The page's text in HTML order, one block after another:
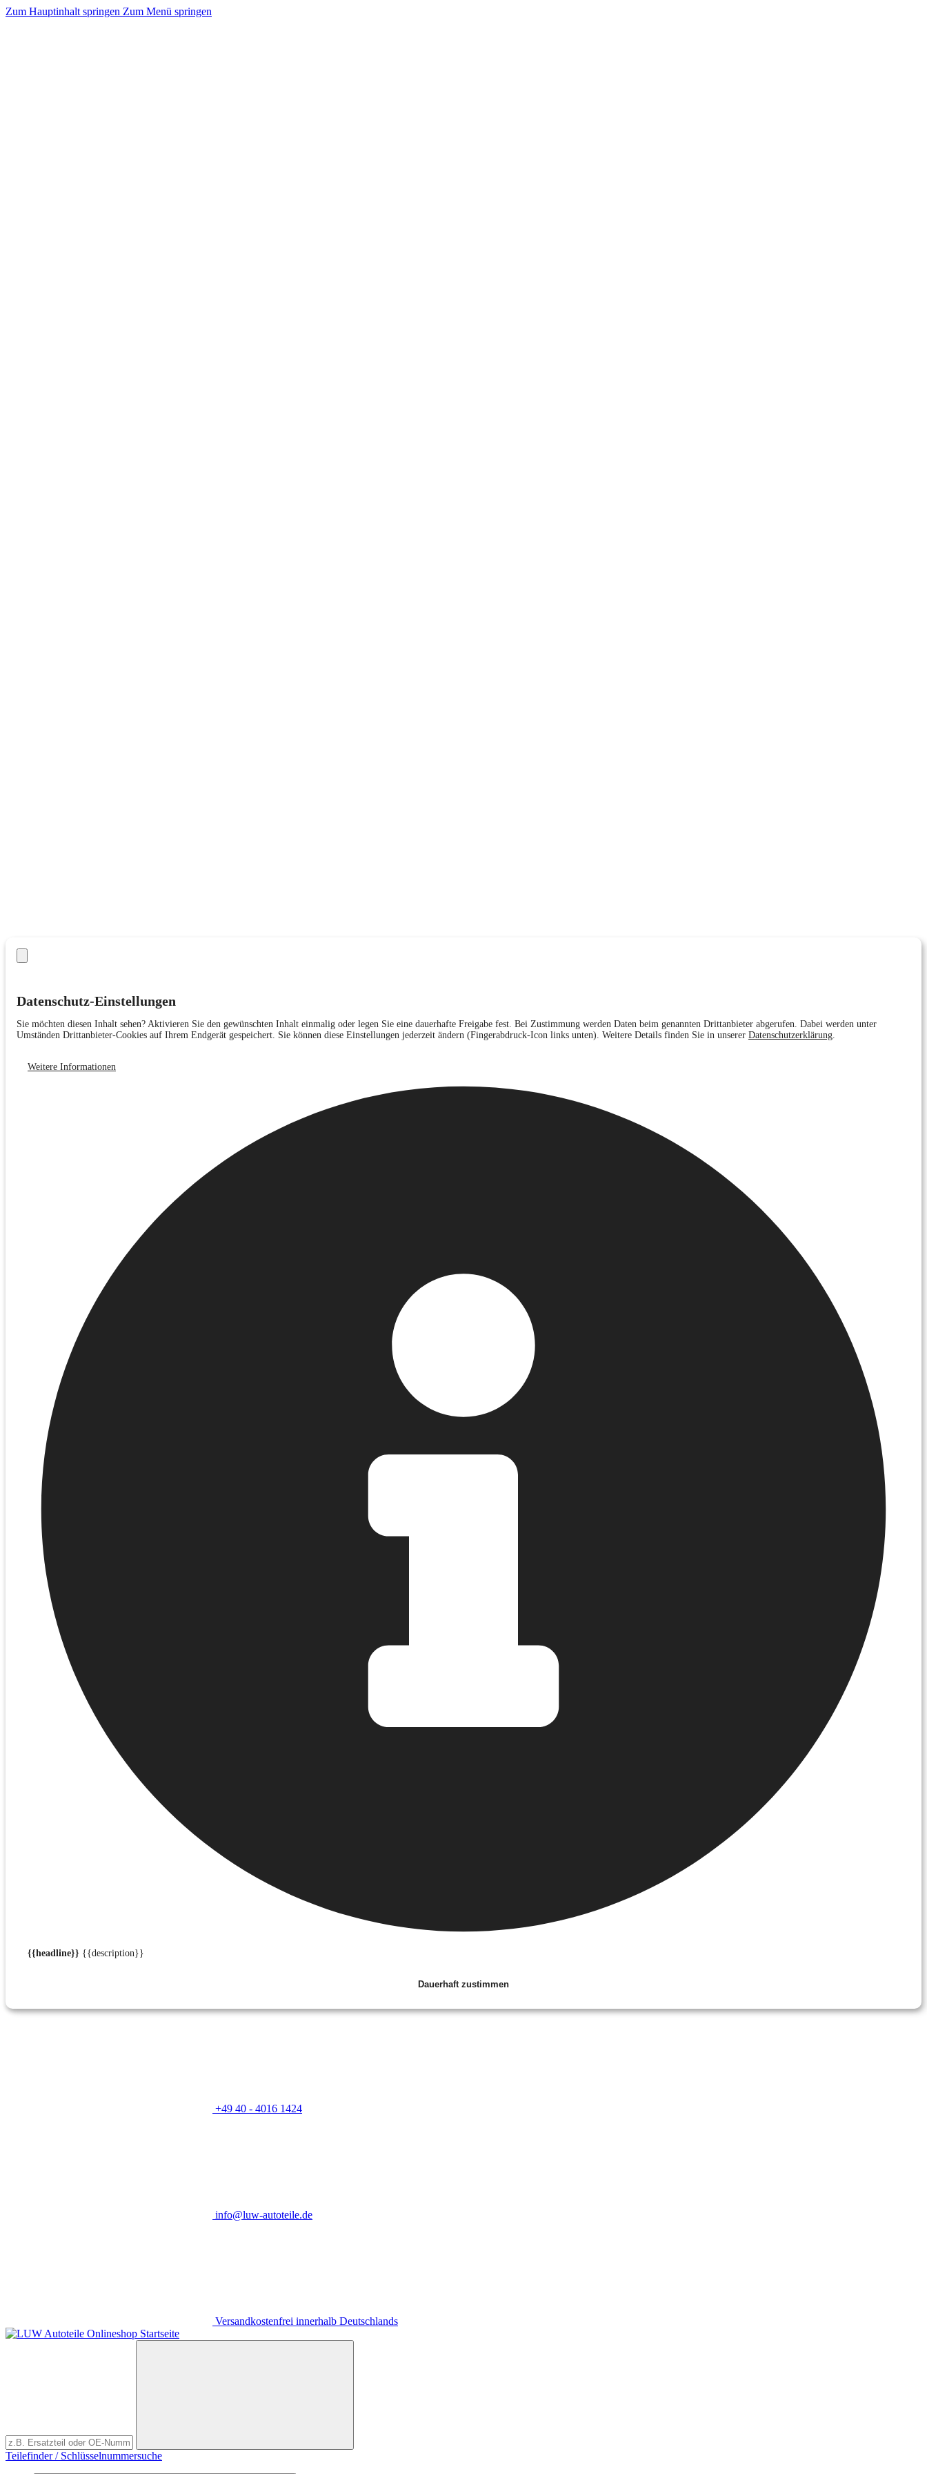
Zum Hauptinhalt springen Zum Menü springen
Datenschutz-Einstellungen
Sie möchten diesen Inhalt sehen? Aktivieren Sie den gewünschten Inhalt einmalig oder legen Sie eine dauerhafte Freigabe fest. Bei Zustimmung werden Daten beim genannten Drittanbieter abgerufen. Dabei werden unter
Umständen Drittanbieter-Cookies auf Ihrem Endgerät gespeichert. Sie können diese Einstellungen jederzeit ändern (Fingerabdruck-Icon links unten). Weitere Details finden Sie in unserer Datenschutzerklärung.
Weitere Informationen
{{headline}} {{description}}
Dauerhaft zustimmen
+49 40 - 4016 1424
info@luw-autoteile.de
Versandkostenfrei innerhalb Deutschlands
Teilefinder / Schlüsselnummersuche